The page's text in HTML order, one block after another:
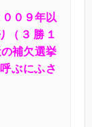
０９年以
（３勝１
補欠選挙
ぶにふさ